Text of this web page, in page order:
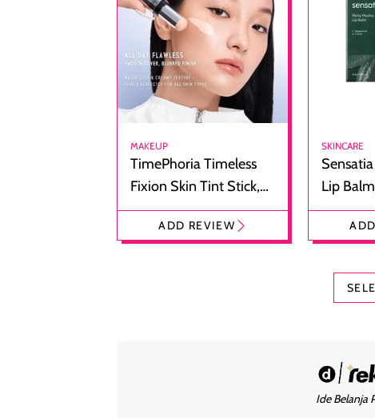
MAKEUP
TimePhoria Timeless
Fixion Skin Tint Stick,
Foundation dan
Concealer 2-in-1
ADD REVIEW
SKINCARE
Lip
Bibir
Cokelat
Ide Belanja